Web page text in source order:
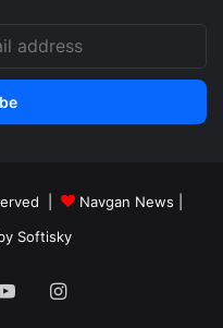
| Navgan News
Softisky
YouTubeInstagram